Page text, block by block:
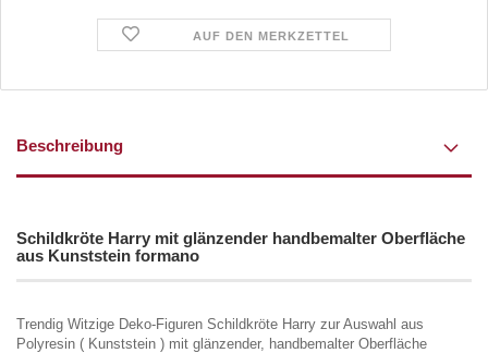
AUF DEN MERKZETTEL
Beschreibung
Schildkröte Harry mit glänzender handbemalter Oberfläche
aus Kunststein formano
Trendig Witzige Deko-Figuren Schildkröte Harry zur Auswahl aus
Polyresin ( Kunststein ) mit glänzender, handbemalter Oberfläche